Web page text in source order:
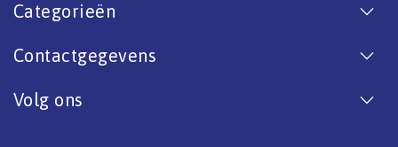
Categorieën
Contactgegevens
Volg ons